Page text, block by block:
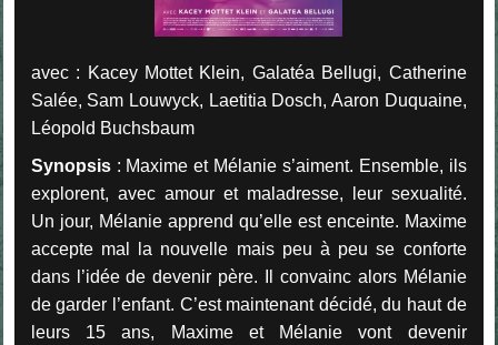
avec : Kacey Mottet Klein, Galatéa Bellugi, Catherine
Salée, Sam Louwyck, Laetitia Dosch, Aaron Duquaine,
Léopold Buchsbaum
Synopsis: Maxime et Mélanie s’aiment. Ensemble, ils
explorent, avec amour et maladresse, leur sexualité.
Un jour, Mélanie apprend qu’elle est enceinte. Maxime
accepte mal la nouvelle mais peu à peu se conforte
dans l’idée de devenir père. Il convainc alors Mélanie
de garder l’enfant. C’est maintenant décidé, du haut de
leurs 15 ans, Maxime et Mélanie vont devenir